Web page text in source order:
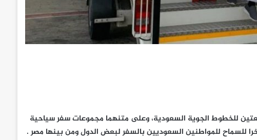
للخطوط الجوية السعودية، وعلى متنهما مجموعات سفر سياحية
للسماح للمواطنين السعوديين بالسفر لبعض الدول ومن بينها مصر .